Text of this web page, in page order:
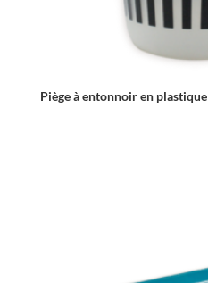
Piège à entonnoir en plastique